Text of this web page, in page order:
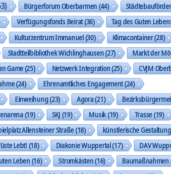
Bürgerforum Oberbarmen(44)
Verfügungsfonds Beirat(36) Tag des Guten
Kulturzentrum Immanuel(30) Klimacontainer(28)
Stadtteilbibliothek Wichlinghausen(27) Markt der
Game(25) Netzwerk Integration(25) CVJM
(24) Ehrenamtliches Engagement(24)
Einweihung(23) Agora(21)
(19) SKJ(19) Musik(19) Trasse(19)
Allensteiner Straße(18) künstlerische Gestaltung
Lebt!(18) Diakonie Wuppertal(17) DAV
Leben(16) Stromkästen(16) Baumaßnahmen